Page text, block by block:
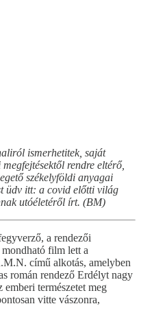
ismerhetitek, saját
rendre eltérő,
székelyföldi anyagai
üdv itt: a covid előtti világ
utóéletéről írt. (BM)
a rendezői
film lett a
című alkotás, amelyben
román rendező Erdélyt nagy
emberi természetet meg
vitte vászonra,